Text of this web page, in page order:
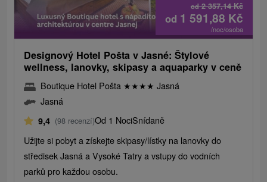
od2 357,14Kč
od 1 591,88 Kč
/noc/osoba
Designový Hotel Pošta v Jasné: Štylové
wellness, lanovky, skipasy a aquaparky v ceně
Boutique Hotel Pošta ★★★★ Jasná
Jasná
9,4 (98 recenzí)Od 1 NociSnídaně
Užijte si pobyt a získejte skipasy/lístky na lanovky do
středisek Jasná a Vysoké Tatry a vstupy do vodních
parků pro každou osobu.